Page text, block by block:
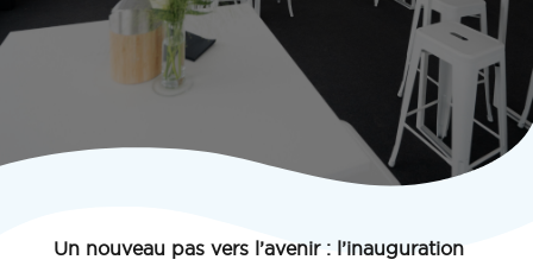
Un nouveau pas vers l’avenir : l’inauguration